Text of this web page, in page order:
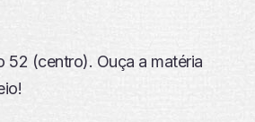
52 (centro). Ouça a matéria